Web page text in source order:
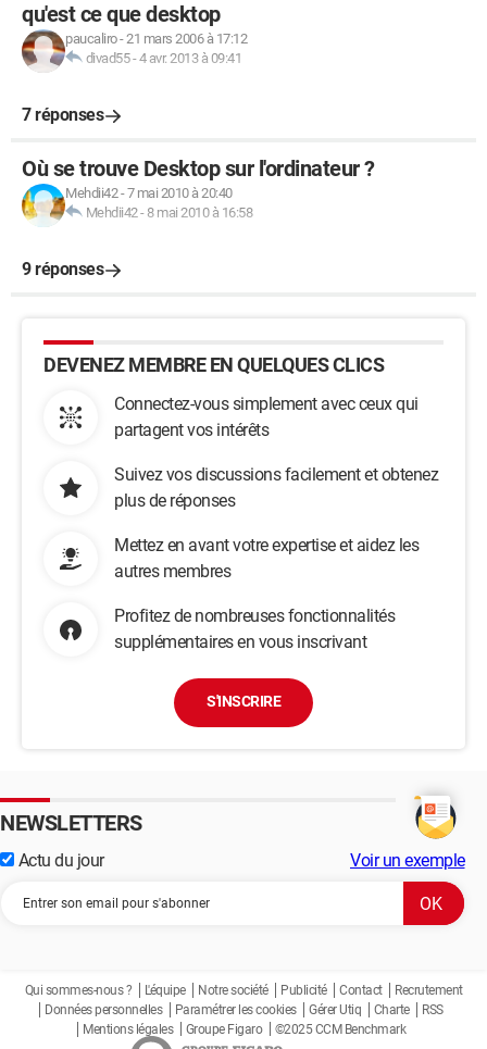
qu'est ce que desktop
paucaliro-21 mars 2006 à 17:12
divad55-4 avr. 2013 à 09:41
7 réponses
Où se trouve Desktop sur l'ordinateur ?
Mehdii42-7 mai 2010 à 20:40
Mehdii42- 8 mai 2010 à 16:58
9 réponses
DEVENEZ MEMBRE EN QUELQUES CLICS
Connectez-vous simplement avec ceux qui
partagent vos intérêts
Suivez vos discussions facilement et obtenez
plus de réponses
Mettez en avant votre expertise et aidez les
autres membres
Profitez de nombreuses fonctionnalités
supplémentaires en vous inscrivant
S'INSCRIRE
NEWSLETTERS
Actu du jour Voir un exemple
Qui sommes-nous ? L'équipe Notre société Publicité Contact
Recrutement
Données personnelles
Paramétrer les cookies Gérer Utiq Charte
RSS
Mentions légales
Groupe Figaro ©2025 CCM Benchmark